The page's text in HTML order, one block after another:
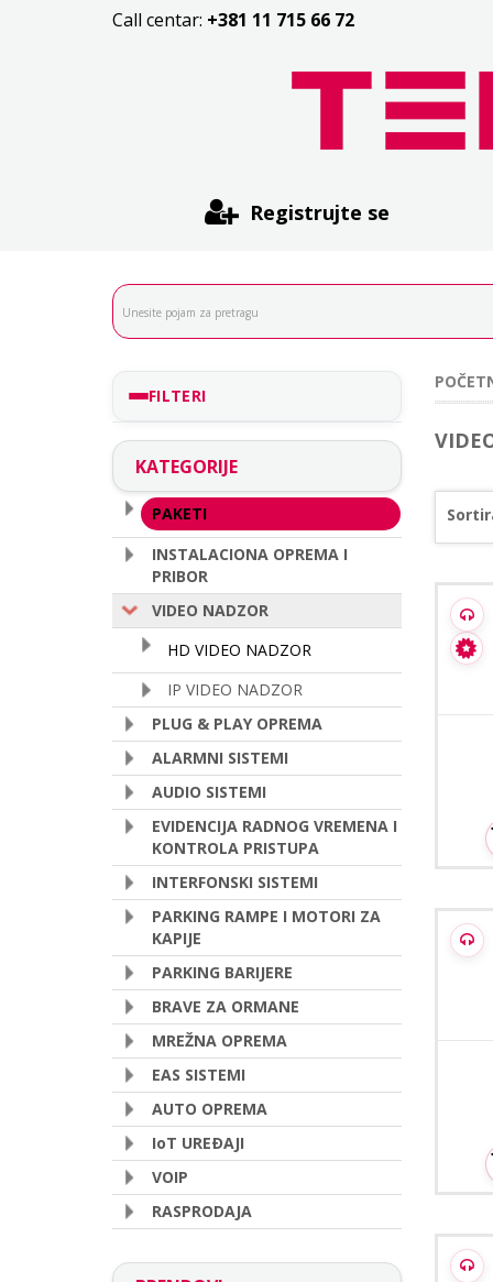
Call centar: +381 11 715 66 72
Registrujte se
FILTERI
KATEGORIJE
PAKETI
INSTALACIONA OPREMA I
PRIBOR
VIDEO NADZOR
HD VIDEO NADZOR
IP VIDEO NADZOR
PLUG & PLAY OPREMA
ALARMNI SISTEMI
AUDIO SISTEMI
EVIDENCIJA RADNOG VREMENA I
KONTROLA PRISTUPA
INTERFONSKI SISTEMI
PARKING RAMPE I MOTORI ZA
KAPIJE
PARKING BARIJERE
BRAVE ZA ORMANE
MREŽNA OPREMA
EAS SISTEMI
AUTO OPREMA
IoT UREÐAJI
VOIP
RASPRODAJA
2MP